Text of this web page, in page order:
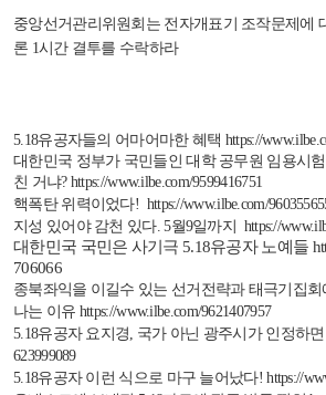
중앙선거관리위원회는 전자개표기 조작문제에
론 1시간 결투를 수락하라
5.18유공자들의 어마어마한 혜택 https://
대한민국 정부가 국민들인 대학 공무원 임용시험
친 거냐? https://www.ilbe.com/9599416751
핵폭탄 위력이었다! https://www.ilbe.com/
지성 있어야 감천 있다. 5월9일까지 https://
대한민국 국민은 사기극 5.18유공자 노예들
706066
종북좌익을 이길수 있는 선거전략과 태극기집
나는 이유 https://www.ilbe.com/9621407957
5.18유공자 요지경, 국가 아닌 광주시가 인정하
623999089
5.18유공자 이런 식으로 마구 늘어났다! https://